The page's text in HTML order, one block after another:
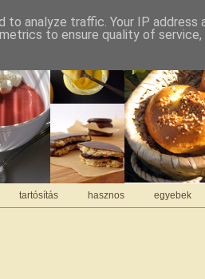
tartósítás hasznos egyebek
analyze traffic. Your IP address
to ensure quality of service,